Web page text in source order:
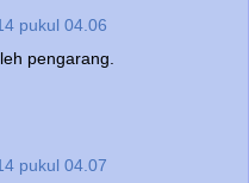
pukul 04.06
pengarang.
pukul 04.07